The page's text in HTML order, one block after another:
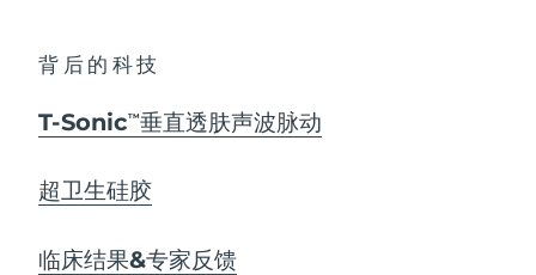
背后的科技
T-SonicTM 垂直透肤声波脉动
超卫生硅胶
临床结果&专家反馈